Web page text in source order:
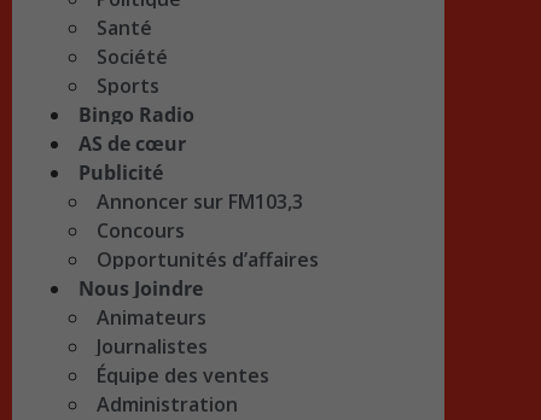
Santé
Société
Sports
Bingo Radio
AS de cœur
Publicité
Annoncer sur FM103,3
Concours
Opportunités d’affaires
Nous Joindre
Animateurs
Journalistes
Équipe des ventes
Administration